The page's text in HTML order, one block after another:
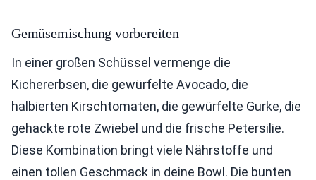
Gemüsemischung vorbereiten
In einer großen Schüssel vermenge die
Kichererbsen, die gewürfelte Avocado, die
halbierten Kirschtomaten, die gewürfelte Gurke, die
gehackte rote Zwiebel und die frische Petersilie.
Diese Kombination bringt viele Nährstoffe und
einen tollen Geschmack in deine Bowl. Die bunten